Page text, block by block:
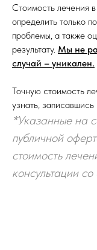
Стоимость лечения
определить только
проблемы, а также
результату. Мы не
случай – уникален.
Точную стоимость
узнать,
*Указанные на
публичной
стоимость
консультации